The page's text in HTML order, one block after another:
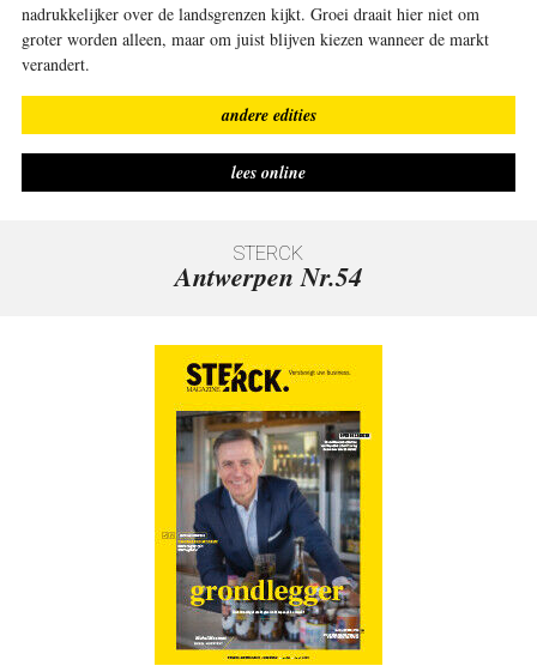
nadrukkelijker over de landsgrenzen kijkt. Groei draait hier niet om
groter worden alleen, maar om juist blijven kiezen wanneer de markt
verandert.
andere edities
lees online
Antwerpen Nr.54